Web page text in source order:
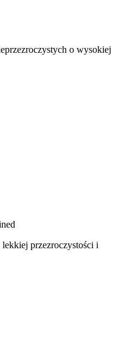
o wysokiej
przezroczystości i